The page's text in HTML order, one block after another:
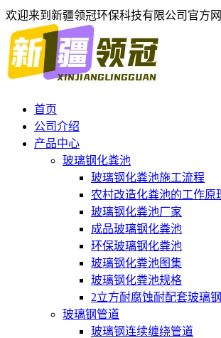
欢迎来到新疆领冠环保科技有限公司官方
首页
公司介绍
产品中心
玻璃钢化粪池
玻璃钢化粪池施工流程
农村改造化粪池的工作原
玻璃钢化粪池厂家
成品玻璃钢化粪池
环保玻璃钢化粪池
玻璃钢化粪池图集
玻璃钢化粪池规格
2立方耐腐蚀耐配套玻璃
玻璃钢管道
玻璃钢连续缠绕管道